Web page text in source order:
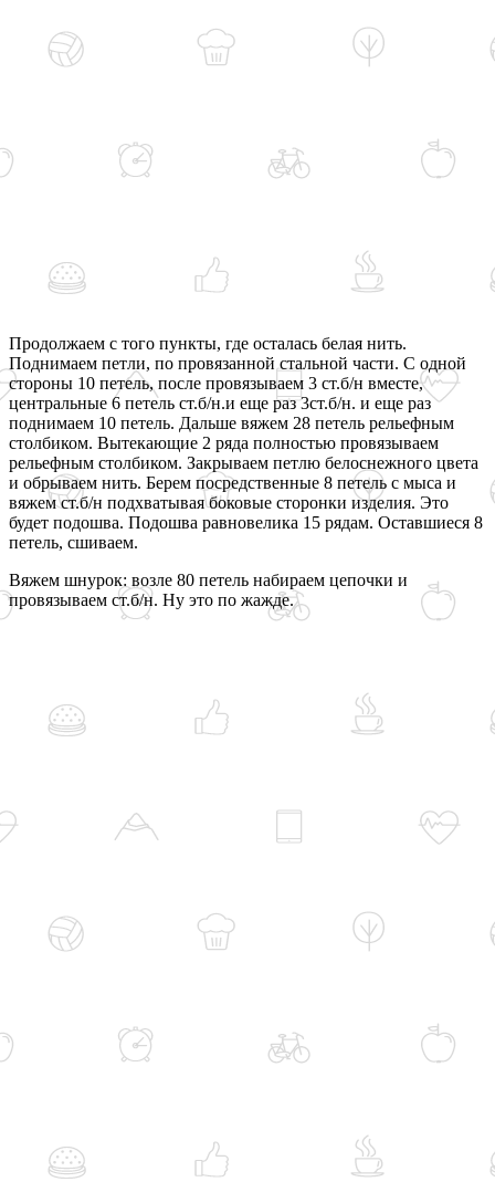
Продолжаем с того пункты, где осталась белая нить.
Поднимаем петли, по провязанной стальной части. С одной
стороны 10 петель, после провязываем 3 ст.б/н вместе,
центральные 6 петель ст.б/н.и еще раз 3ст.б/н. и еще раз
поднимаем 10 петель. Дальше вяжем 28 петель рельефным
столбиком. Вытекающие 2 ряда полностью провязываем
рельефным столбиком. Закрываем петлю белоснежного цвета
и обрываем нить. Берем посредственные 8 петель с мыса и
вяжем ст.б/н подхватывая боковые сторонки изделия. Это
будет подошва. Подошва равновелика 15 рядам. Оставшиеся 8
петель, сшиваем.
Вяжем шнурок: возле 80 петель набираем цепочки и
провязываем ст.б/н. Ну это по жажде.